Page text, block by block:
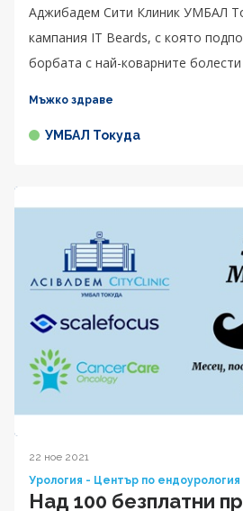
Аджибадем Сити Клиник УМБАЛ
кампания IT Beards, с която
борбата с най-коварните
Мъжко здраве
УМБАЛ Токуда
22 ное 2021
Урология - Център по ендоурология
Над 100 безплатни